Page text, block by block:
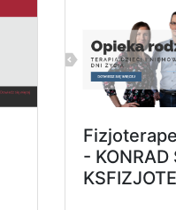
- KONRAD